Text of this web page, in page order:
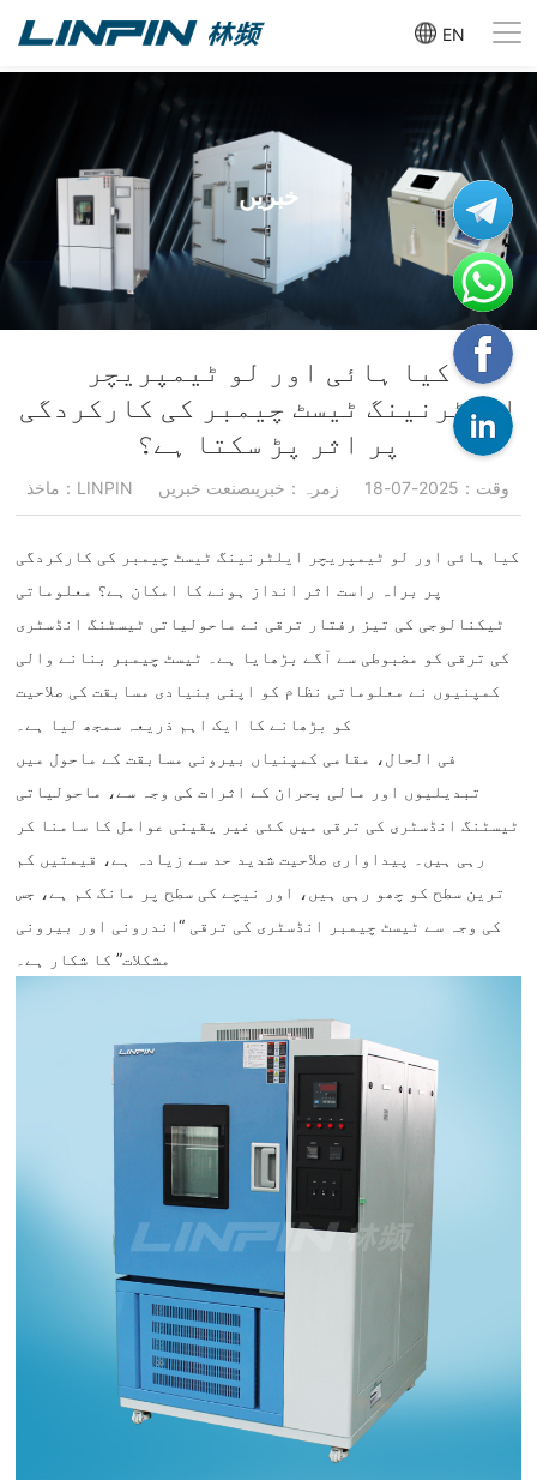
EN
خبریں
کیا ہائی اور لو ٹیمپریچر
ایلٹرنینگ ٹیسٹ چیمبر کی کارکردگی
پر اثر پڑ سکتا ہے؟
ماخذ：LINPIN وقت：2025-07-18 زمرہ：خبریںصنعت خبریں
کیا ہائی اور لو ٹیمپریچر ایلٹرنینگ ٹیسٹ چیمبر کی کارکردگی
پر براہ راست اثر انداز ہونے کا امکان ہے؟ معلوماتی
ٹیکنالوجی کی تیز رفتار ترقی نے ماحولیاتی ٹیسٹنگ انڈسٹری
کی ترقی کو مضبوطی سے آگے بڑھایا ہے۔ ٹیسٹ چیمبر بنانے والی
کمپنیوں نے معلوماتی نظام کو اپنی بنیادی مسابقت کی صلاحیت
کو بڑھانے کا ایک اہم ذریعہ سمجھ لیا ہے۔
فی الحال، مقامی کمپنیاں بیرونی مسابقت کے ماحول میں
تبدیلیوں اور مالی بحران کے اثرات کی وجہ سے، ماحولیاتی
ٹیسٹنگ انڈسٹری کی ترقی میں کئی غیر یقینی عوامل کا سامنا کر
رہی ہیں۔ پیداواری صلاحیت شدید حد سے زیادہ ہے، قیمتیں کم
ترین سطح کو چھو رہی ہیں، اور نیچے کی سطح پر مانگ کم ہے، جس
کی وجہ سے ٹیسٹ چیمبر انڈسٹری کی ترقی “اندرونی اور بیرونی
مشکلات” کا شکار ہے۔